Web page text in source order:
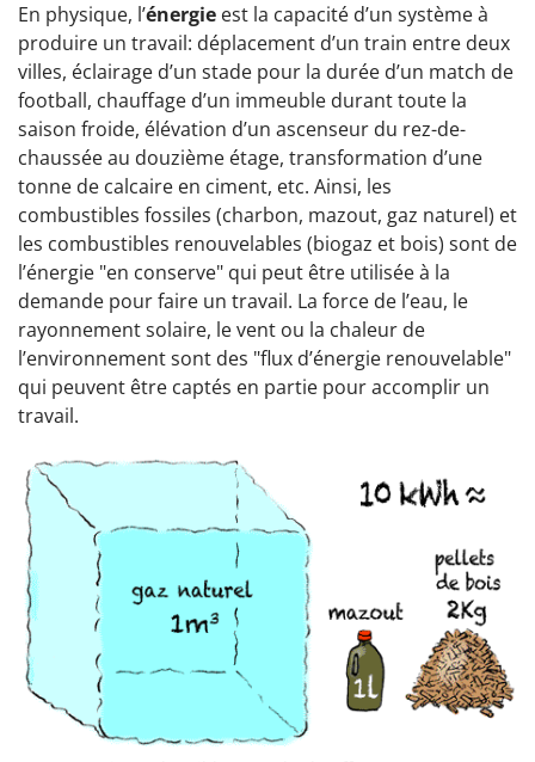
En physique, l’énergie est la capacité d’un système à
produire un travail: déplacement d’un train entre deux
villes, éclairage d’un stade pour la durée d’un match de
football, chauffage d’un immeuble durant toute la
saison froide, élévation d’un ascenseur du rez-de-
chaussée au douzième étage, transformation d’une
tonne de calcaire en ciment, etc. Ainsi, les
combustibles fossiles (charbon, mazout, gaz naturel) et
les combustibles renouvelables (biogaz et bois) sont de
l’énergie "en conserve" qui peut être utilisée à la
demande pour faire un travail. La force de l’eau, le
rayonnement solaire, le vent ou la chaleur de
l’environnement sont des "flux d’énergie renouvelable"
qui peuvent être captés en partie pour accomplir un
travail.